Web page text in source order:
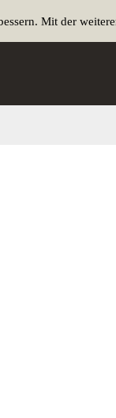
Mit der